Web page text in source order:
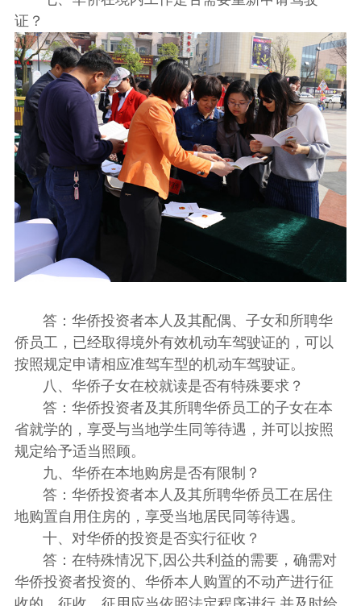
证？
答：华侨投资者本人及其配偶、子女和所聘华
侨员工，已经取得境外有效机动车驾驶证的，可以
按照规定申请相应准驾车型的机动车驾驶证。
八、华侨子女在校就读是否有特殊要求？
答：华侨投资者及其所聘华侨员工的子女在本
省就学的，享受与当地学生同等待遇，并可以按照
规定给予适当照顾。
九、华侨在本地购房是否有限制？
答：华侨投资者本人及其所聘华侨员工在居住
地购置自用住房的，享受当地居民同等待遇。
十、对华侨的投资是否实行征收？
答：在特殊情况下,因公共利益的需要，确需对
华侨投资者投资的、华侨本人购置的不动产进行征